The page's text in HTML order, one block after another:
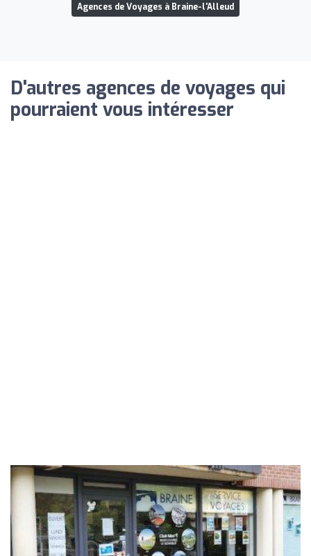
Agences de Voyages à Braine-l'Alleud
D'autres agences de voyages qui
pourraient vous intéresser